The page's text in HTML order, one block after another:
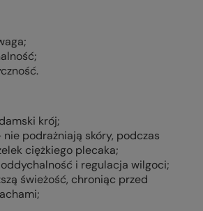
krój;
nie podrażniają skóry, podczas
ciężkiego plecaka;
i regulacja wilgoci;
świeżość, chroniąc przed